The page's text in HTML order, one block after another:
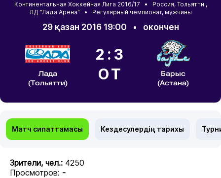
Континентальная Хоккейная Лига 2016/17 • Россия, Тольятти ,
ЛД "Лада Арена" • Регулярный чемпионат, мужчины
29 қазан 2016 19:00 • окончен
Лада
(Тольятти)
2:3
ОТ
Барыс
(Астана)
Матч сипаттамасы Кездесулердің тарихы
Зрители, чел.: 4250
Просмотров: -